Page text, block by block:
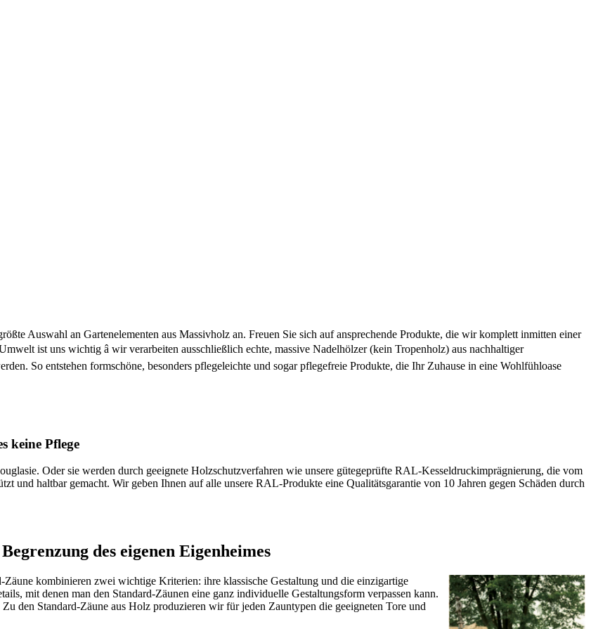
Auswahl an Gartenelementen aus Massivholz an. Freuen Sie sich auf ansprechende Produkte, die wir komplett inmitten einer
ist uns wichtig â wir verarbeiten ausschließlich echte, massive Nadelhölzer (kein Tropenholz) aus nachhaltiger
So entstehen formschöne, besonders pflegeleichte und sogar pflegefreie Produkte, die Ihr Zuhause in eine Wohlfühloase
keine Pflege
Oder sie werden durch geeignete Holzschutzverfahren wie unsere gütegeprüfte RAL-Kesseldruckimprägnierung, die vom
und haltbar gemacht. Wir geben Ihnen auf alle unsere RAL-Produkte eine Qualitätsgarantie von 10 Jahren gegen Schäden durch
des eigenen Eigenheimes
kombinieren zwei wichtige Kriterien: ihre klassische Gestaltung und die einzigartige
mit denen man den Standard-Zäunen eine ganz individuelle Gestaltungsform verpassen kann.
den Standard-Zäune aus Holz produzieren wir für jeden Zauntypen die geeigneten Tore und